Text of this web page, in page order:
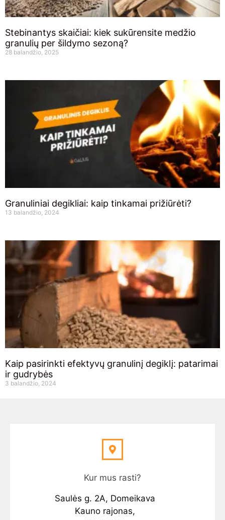
Stebinantys skaičiai: kiek sukūrensite medžio
granulių per šildymo sezoną?
28 balandžio, 2025
Granuliniai degikliai: kaip tinkamai prižiūrėti?
13 balandžio, 2024
Kaip pasirinkti efektyvų granulinį degiklį: patarimai
ir gudrybės
3 balandžio, 2024
Kur mus rasti?
Saulės g. 2A, Domeikava
Kauno rajonas,